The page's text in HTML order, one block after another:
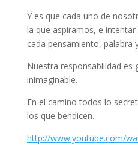
Y es que cada uno de
la que aspiramos, e
cada pensamiento, palabra
Nuestra responsabilidad es
inimaginable.
En el camino todos lo
los que bendicen.
http://www.youtube.com/